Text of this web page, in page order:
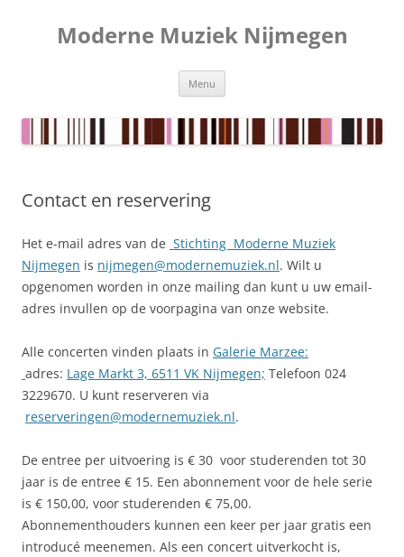
inhoudModerne Muziek Nijmegen
Menu
Contact en reservering
Het e-mail adres van de Stichting Moderne Muziek
Nijmegen is nijmegen@modernemuziek.nl. Wilt u
opgenomen worden in onze mailing dan kunt u uw email-
adres invullen op de voorpagina van onze website.
Alle concerten vinden plaats in Galerie Marzee:
adres: Lage Markt 3, 6511 VK Nijmegen; Telefoon 024
3229670. U kunt reserveren via
reserveringen@modernemuziek.nl.
De entree per uitvoering is € 30 voor studerenden tot 30
jaar is de entree € 15. Een abonnement voor de hele serie
is € 150,00, voor studerenden € 75,00.
Abonnementhouders kunnen een keer per jaar gratis een
introducé meenemen. Als een concert uitverkocht is,